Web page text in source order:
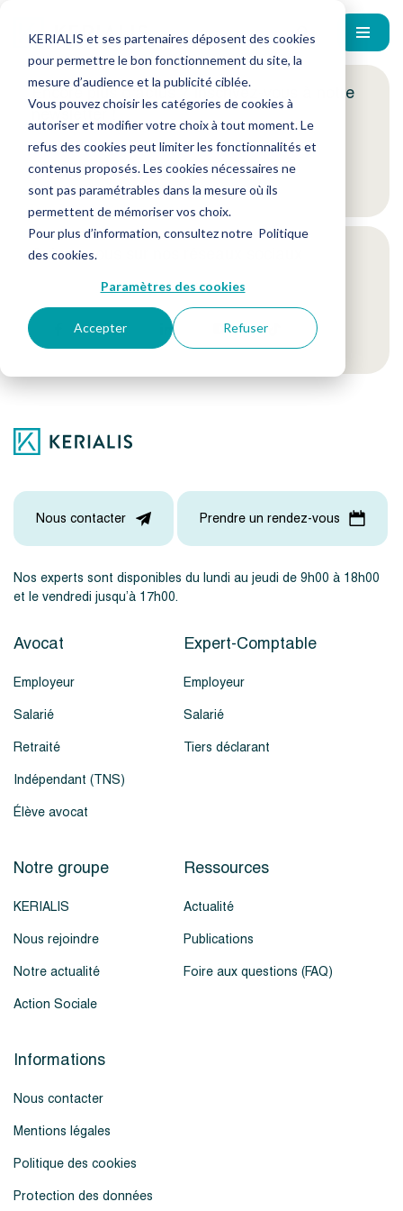
KERIALIS et ses partenaires déposent des cookies
pour permettre le bon fonctionnement du site, la
mesure d’audience et la publicité ciblée.
Vous pouvez choisir les catégories de cookies à
autoriser et modifier votre choix à tout moment. Le
refus des cookies peut limiter les fonctionnalités et
contenus proposés. Les cookies nécessaires ne
sont pas paramétrables dans la mesure où ils
permettent de mémoriser vos choix.
Pour plus d’information, consultez notre Politique
des cookies.
Paramètres des cookies
Accepter Refuser
Encore plus d'actus ? Inscrivez-vous à notre
newsletter !
Je m'inscris
Suivez-nous sur nos réseaux sociaux
Nos experts sont disponibles du lundi au jeudi de 9h00 à 18h00
et le vendredi jusqu’à 17h00.
Nous contacter Prendre un rendez-vous
Avocat
Employeur
Salarié
Retraité
Indépendant (TNS)
Élève avocat
Expert-Comptable
Employeur
Salarié
Tiers déclarant
Notre groupe
KERIALIS
Nous rejoindre
Notre actualité
Action Sociale
Ressources
Actualité
Publications
Foire aux questions (FAQ)
Informations
Nous contacter
Mentions légales
Politique des cookies
Protection des données